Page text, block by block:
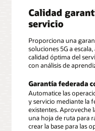
Calidad
servicio
Proporciona una
soluciones 5G a
calidad óptima del
con análisis de
Garantía federada
Automatice las
y servicio mediante la
existentes. Aproveche
una hoja de ruta para
crear la base para las